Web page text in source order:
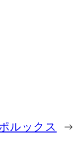
ルックス →